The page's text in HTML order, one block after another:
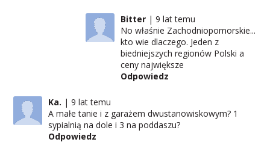
Bitter
9 lat temu
No właśnie Zachodniopomorskie...
kto wie dlaczego. Jeden z
biedniejszych regionów Polski a
ceny największe
Odpowiedz
Ka.
9 lat temu
A małe tanie i z garażem dwustanowiskowym? 1
sypialnią na dole i 3 na poddaszu?
Odpowiedz